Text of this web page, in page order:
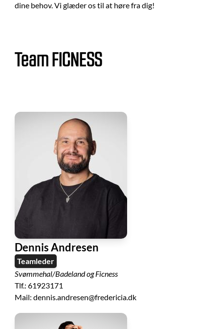
dine behov. Vi glæder os til at høre fra dig!
Team FICNESS
Dennis Andresen
Teamleder
Svømmehal/Badeland og Ficness
Tlf.: 61923171
Mail: dennis.andresen@fredericia.dk